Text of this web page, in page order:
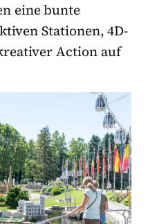
eine bunte
Stationen, 4D-
Action auf